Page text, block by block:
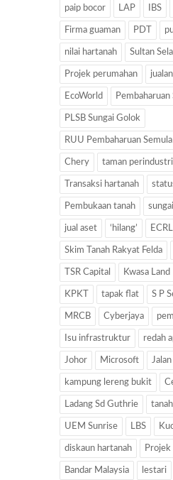
paip bocor LAP IBS
Firma guaman PDT
nilai hartanah Sultan
Projek perumahan
EcoWorld Pembaharuan
PLSB Sungai Golok
RUU Pembaharuan
Chery taman
Transaksi hartanah
Pembukaan tanah
jual aset ‘hilang’ ECRL
Skim Tanah Rakyat Felda
TSR Capital Kwasa Land
KPKT tapak flat S P
MRCB Cyberjaya
Isu infrastruktur redah
Johor Microsoft
kampung lereng bukit
Ladang Sd Guthrie
UEM Sunrise LBS
diskaun hartanah Projek
Bandar Malaysia lestari